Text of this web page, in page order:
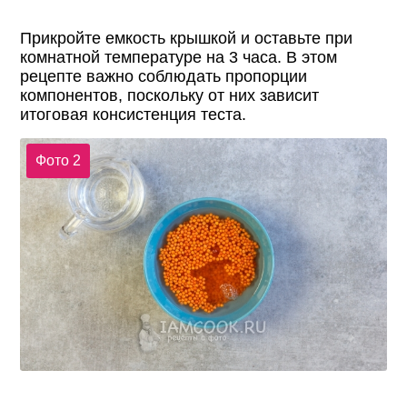
Прикройте емкость крышкой и оставьте при
комнатной температуре на 3 часа. В этом
рецепте важно соблюдать пропорции
компонентов, поскольку от них зависит
итоговая консистенция теста.
Фото 2